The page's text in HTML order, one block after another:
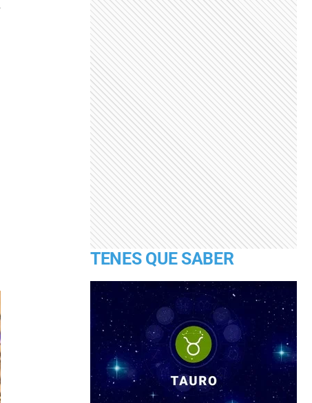
TENES QUE SABER